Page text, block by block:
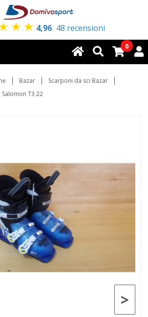
★ ★ 4,96 48 recensioni
0
Bazar
Scarponi da sci Bazar
T3 22
>